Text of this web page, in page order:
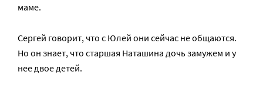
маме.
Сергей говорит, что с Юлей они сейчас не общаются.
Но он знает, что старшая Наташина дочь замужем и у
нее двое детей.